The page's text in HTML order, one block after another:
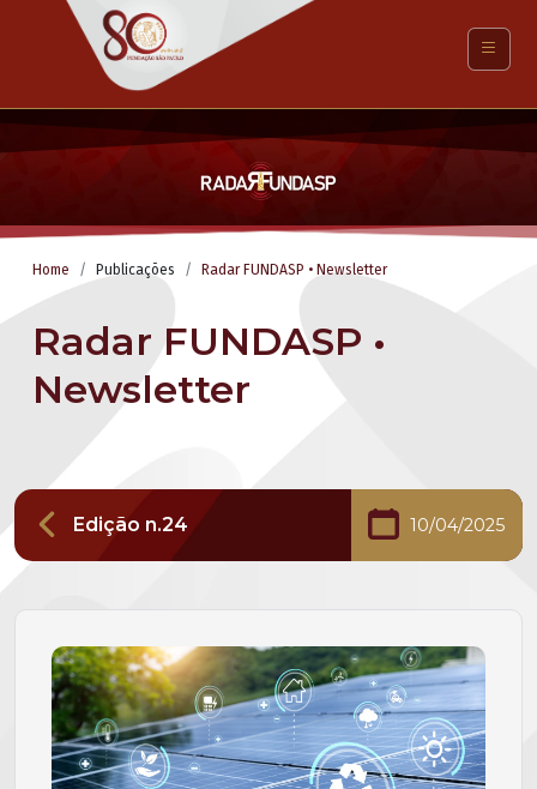
Home Publicações Radar FUNDASP • Newsletter
Radar FUNDASP •
Newsletter
Edição n.24 10/04/2025